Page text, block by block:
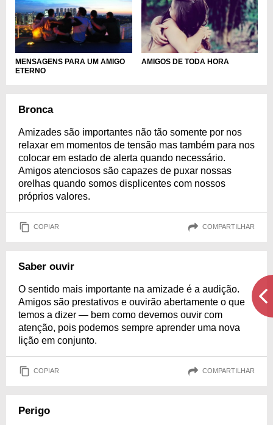
MENSAGENS PARA UM AMIGO
ETERNO
AMIGOS DE TODA HORA
Bronca
Amizades são importantes não tão somente por nos
relaxar em momentos de tensão mas também para nos
colocar em estado de alerta quando necessário.
Amigos atenciosos são capazes de puxar nossas
orelhas quando somos displicentes com nossos
próprios valores.
COPIAR COMPARTILHAR
Saber ouvir
O sentido mais importante na amizade é a audição.
Amigos são prestativos e ouvirão abertamente o que
temos a dizer — bem como devemos ouvir com
atenção, pois podemos sempre aprender uma nova
lição em conjunto.
COPIAR COMPARTILHAR
Perigo